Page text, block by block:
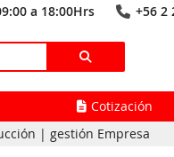
a 18:00Hrs +56 2
Cotización
| gestión Empresa